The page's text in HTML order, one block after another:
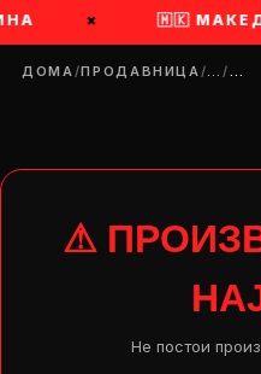
× 🇲🇰
ДОМА/ПРОДАВНИЦА/…/…
⚠
Не постои